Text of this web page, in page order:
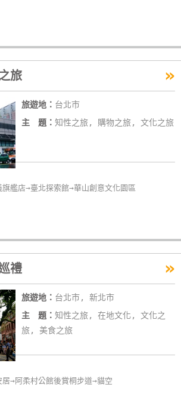
旅 »
旅遊地： 台北市
主 題： 知性之旅, 購物之旅, 文化之旅
艦店→臺北探索館→華山創意文化園區
禮 »
旅遊地： 台北市, 新北市
主 題： 知性之旅, 在地文化, 文化之
旅, 美食之旅
→阿柔村公館後賞桐步道→貓空